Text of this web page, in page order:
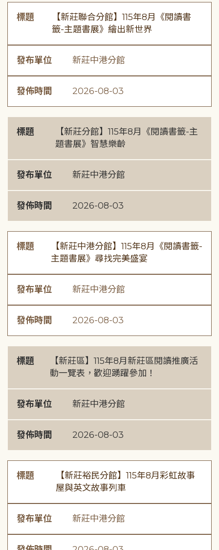
標題
【新莊聯合分館】115年8月《閱讀書
籤-主題書展》繪出新世界
發布單位 新莊中港分館
發佈時間 2026-08-03
標題
【新莊分館】115年8月《閱讀書籤-主
題書展》智慧樂齡
發布單位 新莊中港分館
發佈時間 2026-08-03
標題
【新莊中港分館】115年8月《閱讀書籤-
主題書展》尋找完美盛宴
發布單位 新莊中港分館
發佈時間 2026-08-03
標題
【新莊區】115年8月新莊區閱讀推廣活
動一覽表，歡迎踴躍參加！
發布單位 新莊中港分館
發佈時間 2026-08-03
標題
【新莊裕民分館】115年8月彩虹故事
屋與英文故事列車
發布單位 新莊中港分館